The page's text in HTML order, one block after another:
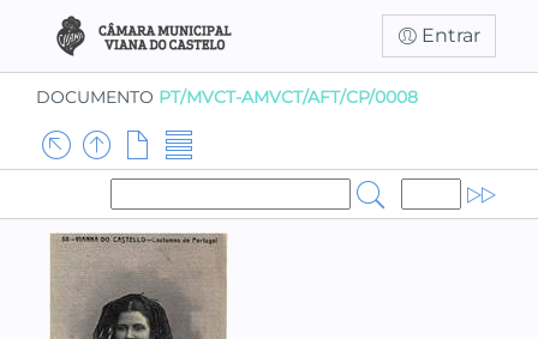
Entrar
DOCUMENTO PT/MVCT-AMVCT/AFT/CP/0008